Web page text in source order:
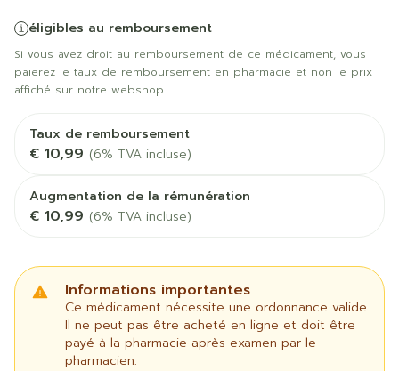
éligibles au remboursement
Si vous avez droit au remboursement de ce médicament, vous
paierez le taux de remboursement en pharmacie et non le prix
affiché sur notre webshop.
Taux de remboursement
€ 10,99 (6% TVA incluse)
Augmentation de la rémunération
€ 10,99 (6% TVA incluse)
Informations importantes
Ce médicament nécessite une ordonnance valide.
Il ne peut pas être acheté en ligne et doit être
payé à la pharmacie après examen par le
pharmacien.